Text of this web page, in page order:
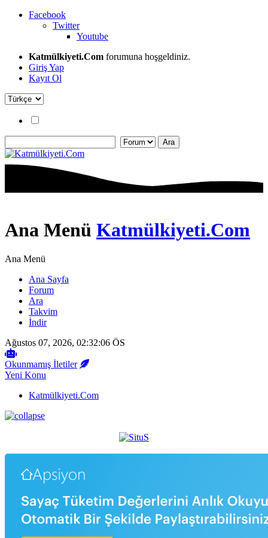
Facebook
Twitter
Youtube
Katmülkiyeti.Com forumuna hoşgeldiniz.
Giriş Yap
Kayıt Ol
Ana Menü Katmülkiyeti.Com
Ana Menü
Ana Sayfa
Forum
Ara
Takvim
İndir
Ağustos 07, 2026, 02:32:06 ÖS
Okunmamış İletiler
Yeni Konu
Katmülkiyeti.Com